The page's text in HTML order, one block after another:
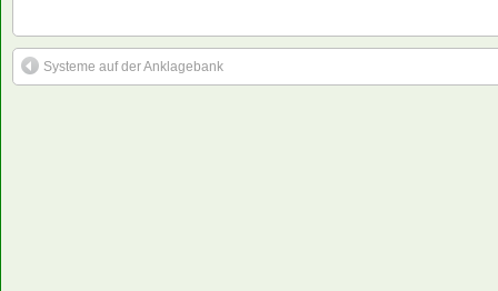
Systeme auf der Anklagebank